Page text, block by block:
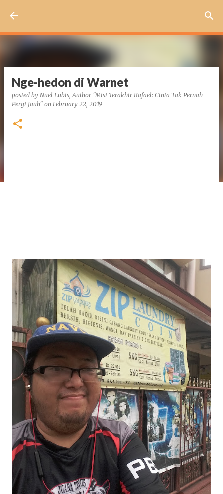
Nge-hedon di Warnet
posted by Nuel Lubis, Author "Misi Terakhir Rafael: Cinta Tak Pernah
Pergi Jauh" on February 22, 2019